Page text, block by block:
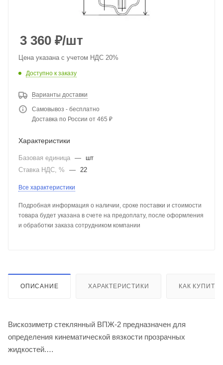
3 360 ₽/шт
Цена указана с учетом НДС 20%
Доступно к заказу
Варианты доставки
Самовывоз - бесплатно
Доставка по России от 465 ₽
Характеристики
Базовая единица —
шт
Ставка НДС, %
— 22
Все характеристики
Подробная информация о наличии, сроке поставки и стоимости
товара будет указана в счете на предоплату, после оформления
и обработки заказа сотрудником компании
ОПИСАНИЕ ХАРАКТЕРИСТИКИ КАК КУПИТЬ
Вискозиметр стеклянный ВПЖ-2 предназначен для
определения кинематической вязкости прозрачных
жидкостей.